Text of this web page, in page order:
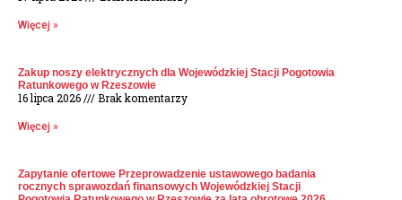
Więcej »
Zakup noszy elektrycznych dla Wojewódzkiej Stacji Pogotowia
Ratunkowego w Rzeszowie
16 lipca 2026 Brak komentarzy
Więcej »
Zapytanie ofertowe Przeprowadzenie ustawowego badania
rocznych sprawozdań finansowych Wojewódzkiej Stacji